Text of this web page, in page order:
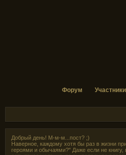
Форум Участники
Добрый день! М-м-м...пост? ;)
Наверное, каждому хотя бы раз в жизни
героями и обычаями?" Даже если не книгу,